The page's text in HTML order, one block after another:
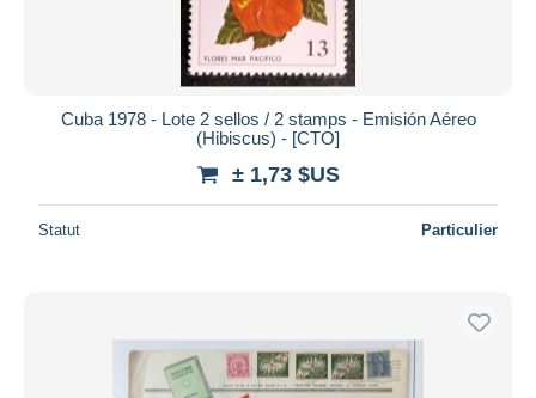
Cuba 1978 - Lote 2 sellos / 2 stamps - Emisión Aéreo
(Hibiscus) - [CTO]
± 1,73 $US
Statut Particulier